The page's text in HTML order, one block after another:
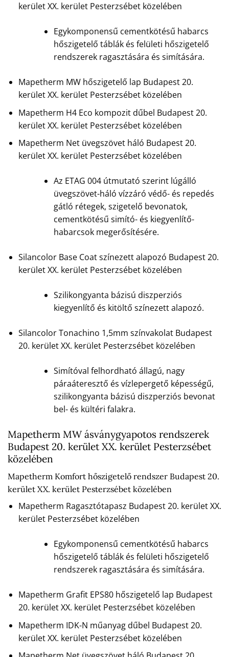
kerület XX. kerület Pesterzsébet közelében
Egykomponensű cementkötésű habarcs
hőszigetelő táblák és felületi hőszigetelő
rendszerek ragasztására és simítására.
Mapetherm MW hőszigetelő lap Budapest 20.
kerület XX. kerület Pesterzsébet közelében
Mapetherm H4 Eco kompozit dűbel Budapest 20.
kerület XX. kerület Pesterzsébet közelében
Mapetherm Net üvegszövet háló Budapest 20.
kerület XX. kerület Pesterzsébet közelében
Az ETAG 004 útmutató szerint lúgálló
üvegszövet-háló vízzáró védő- és repedés
gátló rétegek, szigetelő bevonatok,
cementkötésű simító- és kiegyenlítő-
habarcsok megerősítésére.
Silancolor Base Coat színezett alapozó Budapest 20.
kerület XX. kerület Pesterzsébet közelében
Szilikongyanta bázisú diszperziós
kiegyenlítő és kitöltő színezett alapozó.
Silancolor Tonachino 1,5mm színvakolat Budapest
20. kerület XX. kerület Pesterzsébet közelében
Simítóval felhordható állagú, nagy
páraáteresztő és vízlepergető képességű,
szilikongyanta bázisú diszperziós bevonat
bel- és kültéri falakra.
Mapetherm MW ásványgyapotos rendszerek
Budapest 20. kerület XX. kerület Pesterzsébet
közelében
Mapetherm Komfort hőszigetelő rendszer Budapest 20.
kerület XX. kerület Pesterzsébet közelében
Mapetherm Ragasztótapasz Budapest 20. kerület XX.
kerület Pesterzsébet közelében
Egykomponensű cementkötésű habarcs
hőszigetelő táblák és felületi hőszigetelő
rendszerek ragasztására és simítására.
Mapetherm Grafit EPS80 hőszigetelő lap Budapest
20. kerület XX. kerület Pesterzsébet közelében
Mapetherm IDK-N műanyag dűbel Budapest 20.
kerület XX. kerület Pesterzsébet közelében